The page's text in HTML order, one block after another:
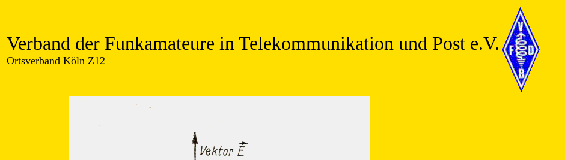
Verband der Funkamateure in Telekommunikation und Post e.V.
Ortsverband Köln Z12